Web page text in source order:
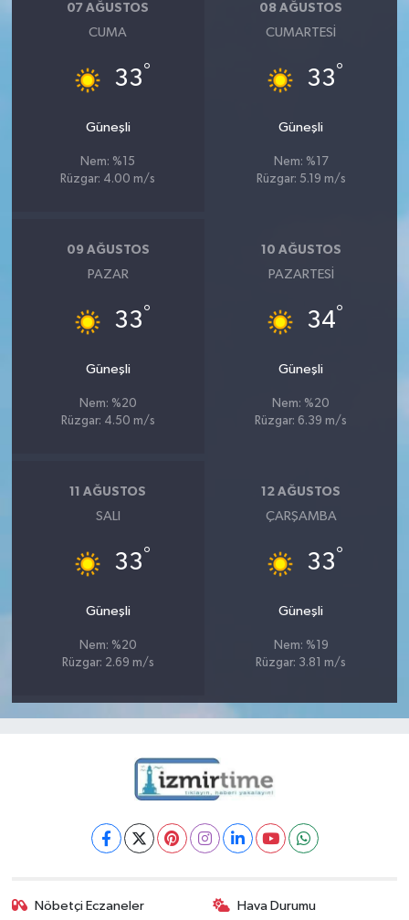
07 AĞUSTOS
CUMA
33°
Güneşli
Nem: %15
Rüzgar: 4.00 m/s
08 AĞUSTOS
CUMARTESI
33°
Güneşli
Nem: %17
Rüzgar: 5.19 m/s
09 AĞUSTOS
PAZAR
33°
Güneşli
Nem: %20
Rüzgar: 4.50 m/s
10 AĞUSTOS
PAZARTESI
34°
Güneşli
Nem: %20
Rüzgar: 6.39 m/s
11 AĞUSTOS
SALI
33°
Güneşli
Nem: %20
Rüzgar: 2.69 m/s
12 AĞUSTOS
ÇARŞAMBA
33°
Güneşli
Nem: %19
Rüzgar: 3.81 m/s
Nöbetçi Eczaneler Hava Durumu